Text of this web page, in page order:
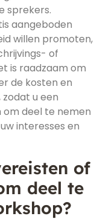
sprekers.
aangeboden
willen promoten,
of
is raadzaam om
de kosten en
u een
deel te nemen
interesses en
of
deel te